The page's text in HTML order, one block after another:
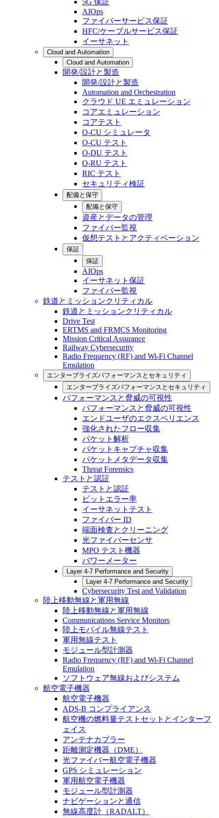
5G 保証
AIOps
ファイバーサービス保証
HFC/ケーブルサービス保証
イーサネット
Cloud and Automation
Cloud and Automation
開発/設計と製造
開発/設計と製造
Automation and Orchestration
クラウド UE エミュレーション
コアエミュレーション
コアテスト
O-CU シミュレータ
O-CU テスト
O-DU テスト
O-RU テスト
RIC テスト
セキュリティ検証
配備と保守
配備と保守
資産とデータの管理
ファイバー監視
仮想テストとアクティベーション
保証
保証
AIOps
イーサネット保証
ファイバー監視
鉄道とミッションクリティカル
鉄道とミッションクリティカル
Drive Test
ERTMS and FRMCS Monitoring
Mission Critical Assurance
Railway Cybersecurity
Radio Frequency (RF) and Wi-Fi Channel
Emulation
エンタープライズパフォーマンスとセキュリティ
エンタープライズパフォーマンスとセキュリティ
パフォーマンスと脅威の可視性
パフォーマンスと脅威の可視性
エンドユーザのエクスペリエンス
強化されたフロー収集
パケット解析
パケットキャプチャ収集
パケットメタデータ収集
Threat Forensics
テストと認証
テストと認証
ビットエラー率
イーサネットテスト
ファイバー ID
端面検査とクリーニング
光ファイバーセンサ
MPO テスト機器
パワーメーター
Layer 4-7 Performance and Security
Layer 4-7 Performance and Security
Cybersecurity Test and Validation
陸上移動無線と軍用無線
陸上移動無線と軍用無線
Communications Service Monitors
陸上モバイル無線テスト
軍用無線テスト
モジュール型計測器
Radio Frequency (RF) and Wi-Fi Channel
Emulation
ソフトウェア無線およびシステム
航空電子機器
航空電子機器
ADS-B コンプライアンス
航空機の燃料量テストセットとインターフ
ェイス
アンテナカプラー
距離測定機器（DME）
光ファイバー航空電子機器
GPS シミュレーション
軍用航空電子機器
モジュール型計測器
ナビゲーションと通信
無線高度計（RADALT）